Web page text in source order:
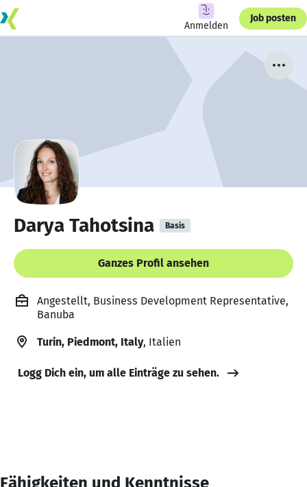
Anmelden
Job posten
Darya Tahotsina Basis
Ganzes Profil ansehen
Angestellt, Business Development Representative,
Banuba
Turin, Piedmont, Italy, Italien
Logg Dich ein, um alle Einträge zu sehen.
Fähigkeiten und Kenntnisse